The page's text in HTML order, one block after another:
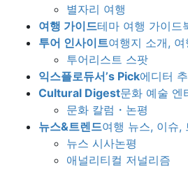
별자리 여행
여행 가이드테마 여행 가이드
투어 인사이트여행지 소개,
투어리스트 스팟
익스플로듀서’s Pick에디터
Cultural Digest문화 예술 엔
문화 칼럼・논평
뉴스&트렌드여행 뉴스, 이슈,
뉴스 시사논평
애널리티컬 저널리즘